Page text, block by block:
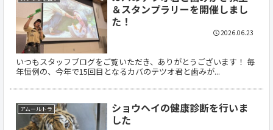
＆スタンプラリーを開催しまし
た！
いつもスタッフブログをご覧いただき、ありがとうございます！ 毎
年恒例の、今年で15回目となるカバのテツオ君と歯みが...
2026.06.23
アムールトラ
ショウヘイの健康診断を行いま
した